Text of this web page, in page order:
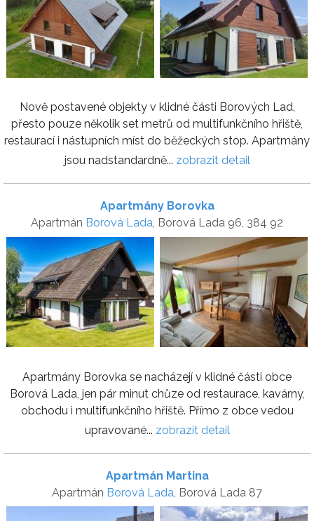
Nově postavené objekty v klidné části Borových Lad,
přesto pouze několik set metrů od multifunkčního hřiště,
restaurací i nástupních míst do běžeckých stop. Apartmány
jsou nadstandardně... zobrazit detail
Apartmány Borovka
Apartmán Borová Lada, Borová Lada 96, 384 92
Apartmány Borovka se nacházejí v klidné části obce
Borová Lada, jen pár minut chůze od restaurace, kavárny,
obchodu i multifunkčního hřiště. Přímo z obce vedou
upravované... zobrazit detail
Apartmán Martina
Apartmán Borová Lada , Borová Lada 87